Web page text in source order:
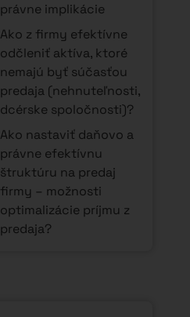
právne implikácie
Ako z firmy efektívne
odčleniť aktíva, ktoré
nemajú byť súčasťou
predaja (nehnuteľnosti,
dcérske spoločnosti)?
Ako nastaviť daňovo a
právne efektívnu
štruktúru na predaj
firmy – možnosti
optimalizácie príjmu z
predaja?